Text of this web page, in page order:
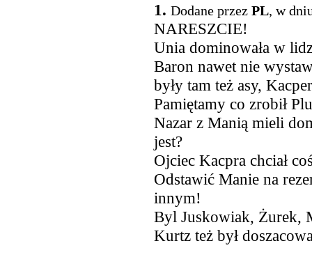
1. Dodane przez PL, w
NARESZCIE!
Unia dominowała w
Baron nawet nie
były tam też asy,
Pamiętamy co zrobił
Nazar z Manią mieli
jest?
Ojciec Kacpra chciał
Odstawić Manie na
innym!
Byl Juskowiak, Żurek,
Kurtz też był